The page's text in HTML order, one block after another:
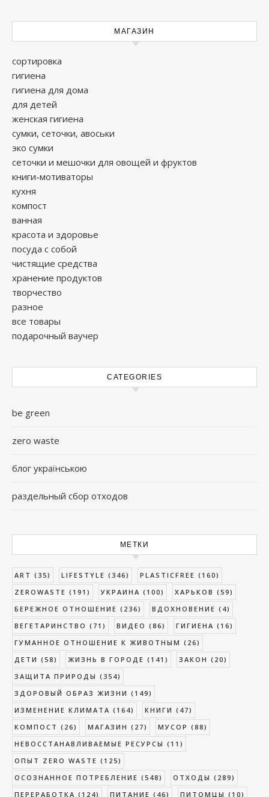
МАГАЗИН
сортировка
гигиена
гигиена для дома
для детей
женская гигиена
сумки, сеточки, авоськи
эко сумки
сеточки и мешочки для овощей и фруктов
книги-мотиваторы
кухня
компост
ванная
красота и здоровье
посуда с собой
чистящие средства
хранение продуктов
творчество
разное
все товары
подарочный ваучер
CATEGORIES
be green
zero waste
блог українською
раздельный сбор отходов
МЕТКИ
ART (35) LIFESTYLE (346) PLASTICFREE (160)
ZEROWASTE (191) УКРАИНА (100) ХАРЬКОВ (59)
БЕРЕЖНОЕ ОТНОШЕНИЕ (236) ВДОХНОВЕНИЕ (4)
ВЕГЕТАРИНСТВО (71) ВИДЕО (86) ГИГИЕНА (16)
ГУМАННОЕ ОТНОШЕНИЕ К ЖИВОТНЫМ (26)
ДЕТИ (58) ЖИЗНЬ В ГОРОДЕ (141) ЗАКОН (20)
ЗАЩИТА ПРИРОДЫ (354)
ЗДОРОВЫЙ ОБРАЗ ЖИЗНИ (149)
ИЗМЕНЕНИЕ КЛИМАТА (164) КНИГИ (47)
КОМПОСТ (26) МАГАЗИН (27) МУСОР (88)
НЕВОССТАНАВЛИВАЕМЫЕ РЕСУРСЫ (11)
ОПЫТ ZERO WASTE (125)
ОСОЗНАННОЕ ПОТРЕБЛЕНИЕ (548) ОТХОДЫ (289)
ПЕРЕРАБОТКА (124) ПИТАНИЕ (46) ПИТОМЦЫ (10)